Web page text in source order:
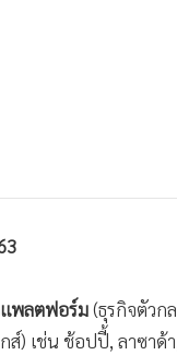
พลตฟอร์ม(ธุรกิจตัวก
ส์) เช่น ช้อปปี้, ลาซาด้